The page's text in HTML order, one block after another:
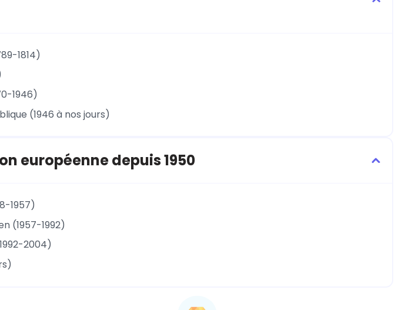
1814)
1946)
(1946 à nos jours)
européenne depuis 1950
1957)
(1957-1992)
2004)